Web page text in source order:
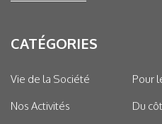
CATÉGORIES
Vie de la Société
Nos Activités
Pour
Du